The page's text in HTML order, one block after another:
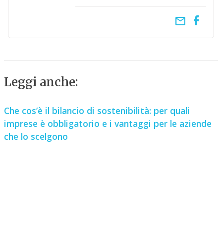
email
Leggi anche:
Che cos’è il bilancio di sostenibilità: per quali
imprese è obbligatorio e i vantaggi per le aziende
che lo scelgono